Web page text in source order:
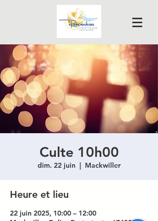
Culte 10h00
dim. 22 juin
  |
Mackwiller
Heure et lieu
22 juin 2025, 10:00 – 12:00